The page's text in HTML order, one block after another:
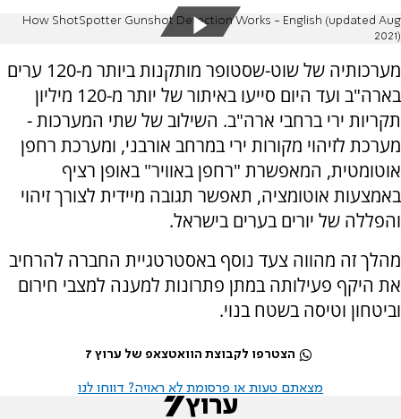
How ShotSpotter Gunshot Detection Works - English (updated Aug
2021)
מערכותיה של שוט-שסטופר מותקנ
ות ביותר מ-120 ערים
בארה"ב ועד היום סייעו באיתור של יותר מ-120 מיליון
תקריות ירי ברחבי ארה"ב. השילוב של שתי המערכות -
מערכת לזיהוי מקורות ירי במרחב אורבני, ומערכת רחפן
אוטומטית, המאפשרת "רחפן באוויר" באופן רציף
באמצעות אוטומציה, תאפשר תגובה מיידית לצורך זיהוי
והפללה של יורים בערים בישראל.
מהלך זה מהווה צעד נוסף באסטרטגיית החברה להרחיב
את היקף פעילותה במתן פתרונות למענה למצבי חירום
וביטחון וטיסה בשטח בנוי.
הצטרפו לקבוצת הוואטצאפ של ערוץ 7
מצאתם טעות או פרסומת לא ראויה? דווחו לנו